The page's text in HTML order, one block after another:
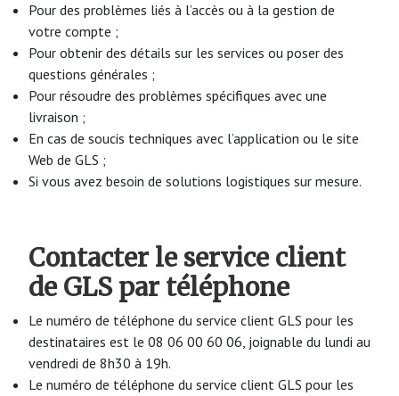
Pour des problèmes liés à l’accès ou à la gestion de
votre compte ;
Pour obtenir des détails sur les services ou poser des
questions générales ;
Pour résoudre des problèmes spécifiques avec une
livraison ;
En cas de soucis techniques avec l’application ou le site
Web de GLS ;
Si vous avez besoin de solutions logistiques sur mesure.
Contacter le service client
de GLS par téléphone
Le numéro de téléphone du service client GLS pour les
destinataires est le 08 06 00 60 06, joignable du lundi au
vendredi de 8h30 à 19h.
Le numéro de téléphone du service client GLS pour les